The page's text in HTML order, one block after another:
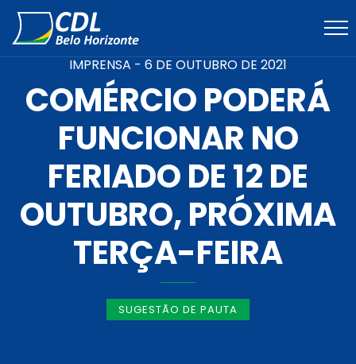
IMPRENSA - 6 DE OUTUBRO DE 2021
COMÉRCIO PODERÁ
FUNCIONAR NO
FERIADO DE 12 DE
OUTUBRO, PRÓXIMA
TERÇA-FEIRA
SUGESTÃO DE PAUTA